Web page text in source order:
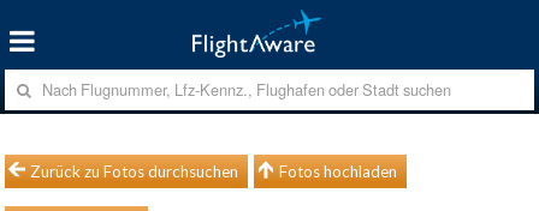
Zurück zu Fotos durchsuchen Fotos hochladen